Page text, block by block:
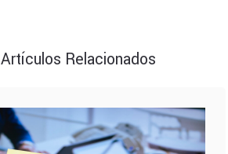
Artículos Relacionados